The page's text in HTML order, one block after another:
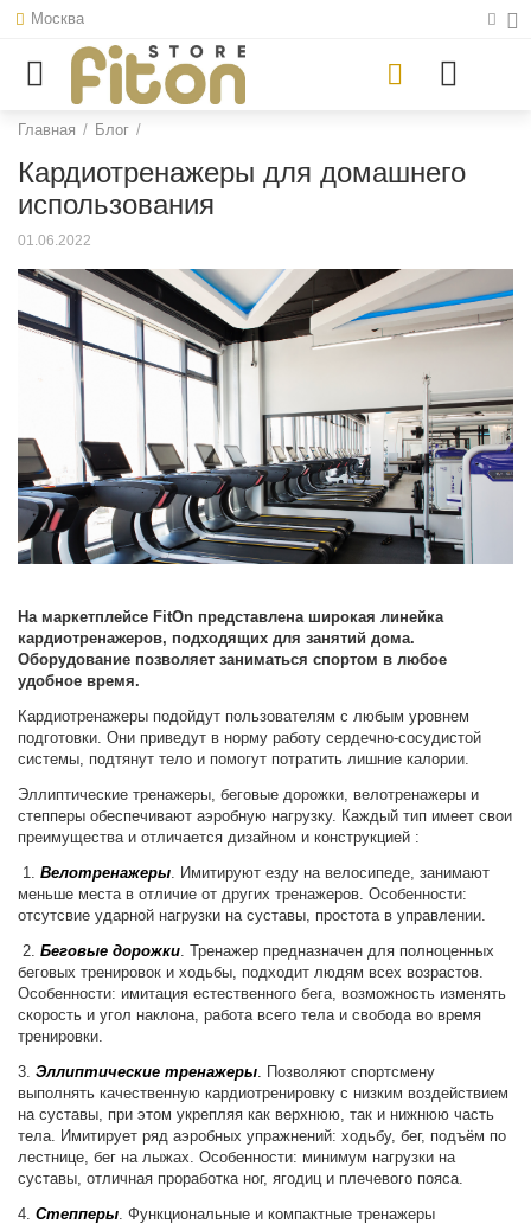
Москва
Главная / Блог /
Кардиотренажеры для домашнего
использования
01.06.2022
На маркетплейсе FitOn представлена широкая линейка
кардиотренажеров, подходящих для занятий дома.
Оборудование позволяет заниматься спортом в любое
удобное время.
Кардиотренажеры подойдут пользователям с любым уровнем
подготовки. Они приведут в норму работу сердечно-сосудистой
системы, подтянут тело и помогут потратить лишние калории.
Эллиптические тренажеры, беговые дорожки, велотренажеры и
степперы обеспечивают аэробную нагрузку. Каждый тип имеет свои
преимущества и отличается дизайном и конструкцией :
1.Велотренажеры . Имитируют езду на велосипеде, занимают
меньше места в отличие от других тренажеров. Особенности:
отсутсвие ударной нагрузки на суставы, простота в управлении.
2.Беговые дорожки . Тренажер предназначен для полноценных
беговых тренировок и ходьбы, подходит людям всех возрастов.
Особенности: имитация естественного бега, возможность изменять
скорость и угол наклона, работа всего тела и свобода во время
тренировки.
3.Эллиптические тренажеры
Позволяют спортсмену
выполнять качественную кардиотренировку с низким воздействием
на суставы, при этом укрепляя как верхнюю, так и нижнюю часть
тела. Имитирует ряд аэробных упражнений: ходьбу, бег, подъём по
лестнице, бег на лыжах. Особенности: минимум нагрузки на
суставы, отличная проработка ног, ягодиц и плечевого пояса.
4. Степперы . Функциональные и компактные тренажеры